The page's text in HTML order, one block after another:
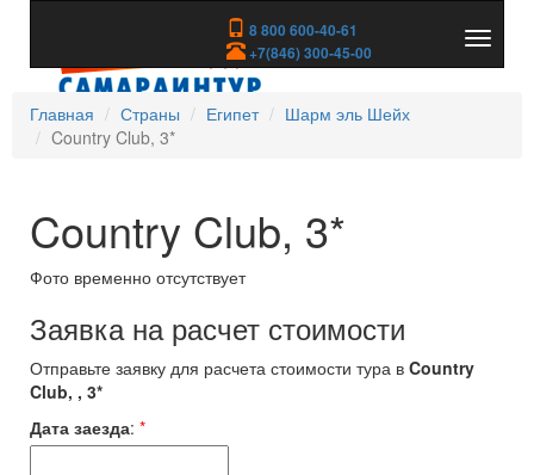
8 800 600-40-61
+7(846) 300-45-00
скрыть
Главная
Страны Египет
Шарм эль Шейх
Country Club, 3*
Country Club, 3*
Фото временно отсутствует
Заявка на расчет стоимости
Отправьте заявку для расчета стоимости тура в Country
Club, , 3*
Дата заезда: *